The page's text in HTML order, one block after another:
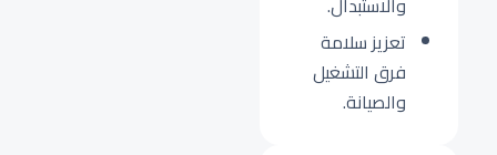
تعزيز سلامة
فرق التشغيل
والصيانة.